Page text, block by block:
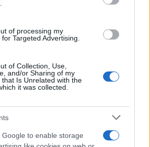
of processing my
Targeted Advertising.
of Collection, Use,
and/or Sharing of my
that Is Unrelated with the
it was collected.
Google to enable storage